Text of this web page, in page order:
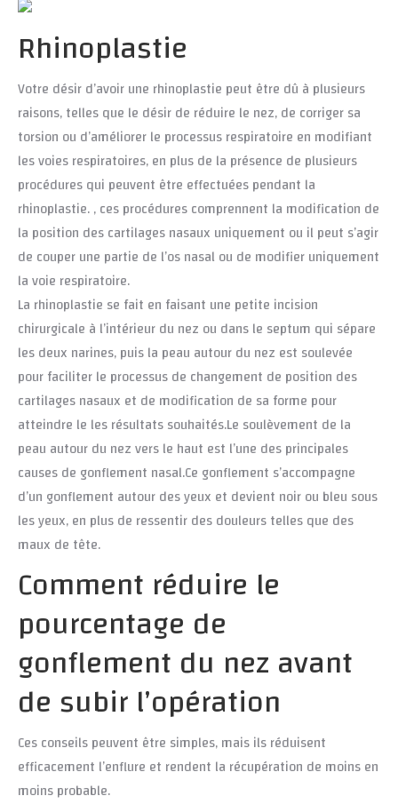
Rhinoplastie
Votre désir d’avoir une rhinoplastie peut être dû à plusieurs
raisons, telles que le désir de réduire le nez, de corriger sa
torsion ou d’améliorer le processus respiratoire en modifiant
les voies respiratoires, en plus de la présence de plusieurs
procédures qui peuvent être effectuées pendant la
rhinoplastie. , ces procédures comprennent la modification de
la position des cartilages nasaux uniquement ou il peut s’agir
de couper une partie de l’os nasal ou de modifier uniquement
la voie respiratoire.
La rhinoplastie se fait en faisant une petite incision
chirurgicale à l’intérieur du nez ou dans le septum qui sépare
les deux narines, puis la peau autour du nez est soulevée
pour faciliter le processus de changement de position des
cartilages nasaux et de modification de sa forme pour
atteindre le les résultats souhaités.Le soulèvement de la
peau autour du nez vers le haut est l’une des principales
causes de gonflement nasal.Ce gonflement s’accompagne
d’un gonflement autour des yeux et devient noir ou bleu sous
les yeux, en plus de ressentir des douleurs telles que des
maux de tête.
Comment réduire le
pourcentage de
gonflement du nez avant
de subir l’opération
Ces conseils peuvent être simples, mais ils réduisent
efficacement l’enflure et rendent la récupération de moins en
moins probable.